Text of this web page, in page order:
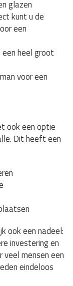
glazen
kunt u de
een
heel groot
voor een
ook een optie
Dit heeft een
ook een nadeel:
investering en
veel mensen een
eindeloos